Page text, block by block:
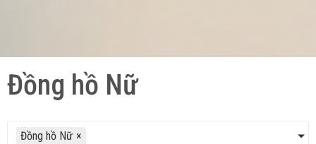
Đồng hồ Nữ
Đồng hồ Nữ ×